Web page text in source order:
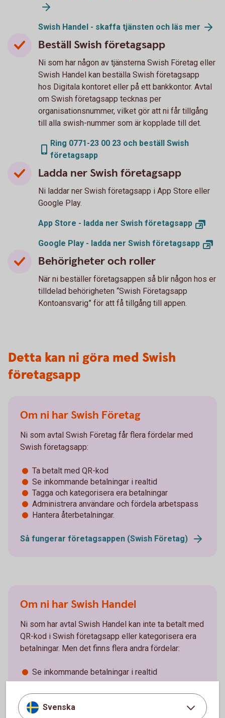
Swish Handel - skaffa tjänsten och läs mer
Beställ Swish företagsapp
Ni som har någon av tjänsterna Swish Företag eller
Swish Handel kan beställa Swish företagsapp
hos Digitala kontoret eller på ett bankkontor. Avtal
om Swish företagsapp tecknas per
organisationsnummer, vilket gör att ni får tillgång
till alla swish-nummer som är kopplade till det.
Ring 0771-23 00 23 och beställ Swish
företagsapp
Ladda ner Swish företagsapp
Ni laddar ner Swish företagsapp i App Store eller
Google Play.
App Store - ladda ner Swish företagsapp
Google Play - ladda ner Swish företagsapp
Behörigheter och roller
När ni beställer företagsappen så blir någon hos er
tilldelad behörigheten “Swish Företagsapp
Kontoansvarig” för att få tillgång till appen.
Detta kan ni göra med Swish
företagsapp
Om ni har Swish Företag
Ni som avtal Swish Företag får flera fördelar med
Swish företagsapp:
Ta betalt med QR-kod
Se inkommande betalningar i realtid
Tagga och kategorisera era betalningar
Administrera användare och fördela arbetspass
Hantera återbetalningar.
Så fungerar företagsappen (Swish Företag)
Om ni har Swish Handel
Ni som har avtal Swish Handel kan inte ta betalt med
QR-kod i Swish företagsapp eller kategorisera era
betalningar. Men det finns flera andra fördelar:
Se inkommande betalningar i realtid
Hantera återbetalningar.
Svenska